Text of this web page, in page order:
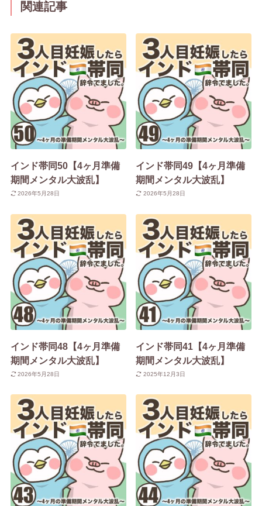
関連記事
インド帯同50【4ヶ月準備
期間メンタル大波乱】
2026年5月28日
インド帯同49【4ヶ月準備
期間メンタル大波乱】
2026年5月28日
インド帯同48【4ヶ月準備
期間メンタル大波乱】
2026年5月28日
インド帯同41【4ヶ月準備
期間メンタル大波乱】
2025年12月3日